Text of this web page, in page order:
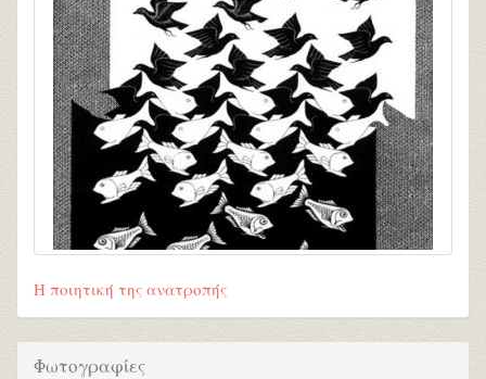
Η ποιητική της ανατροπής
Φωτογραφίες